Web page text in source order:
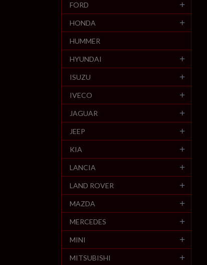
FORD
HONDA
HUMMER
HYUNDAI
ISUZU
IVECO
JAGUAR
JEEP
KIA
LANCIA
LAND ROVER
MAZDA
MERCEDES
MINI
MITSUBISHI